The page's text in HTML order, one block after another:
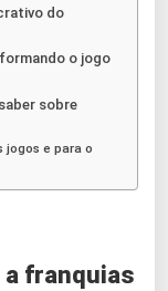
do
o jogo
sobre
jogos e para o
a franquias